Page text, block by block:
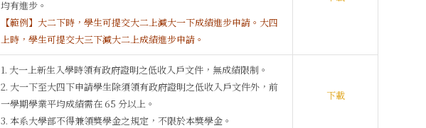
均有進步。
【範例】大二下時，學生可提交大二上減大一下成績進步申請。大四
上時，學生可提交大三下減大二上成績進步申請。
1. 大一上新生入學時領有政府證明之低收入戶文件，無成績限制。
2. 大一下至大四下申請學生除須領有政府證明之低收入戶文件外，前
一學期學業平均成績需在 65 分以上。
3. 本系大學部不得兼領獎學金之規定，不限於本獎學金。
下載